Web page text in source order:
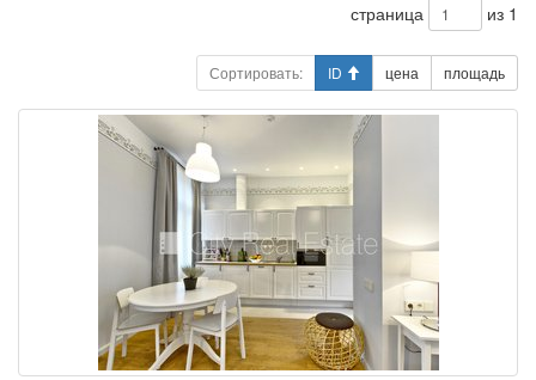
страница из 1
Сортировать: ID цена площадь